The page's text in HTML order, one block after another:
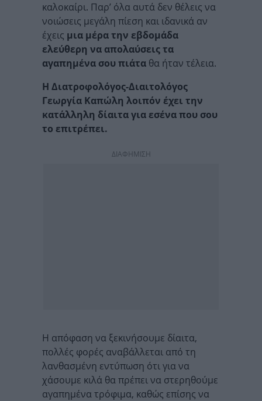
καλοκαίρι. Παρ’ όλα αυτά δεν θέλεις να
νοιώσεις μεγάλη πίεση και ιδανικά αν
έχεις μια μέρα την εβδομάδα
ελεύθερη να απολαύσεις τα
αγαπημένα σου πιάτα θα ήταν τέλεια.
Η Διατροφολόγος-Διαιτολόγος
Γεωργία Καπώλη λοιπόν έχει την
κατάλληλη δίαιτα για εσένα που σου
το επιτρέπει.
ΔΙΑΦΗΜΙΣΗ
Η απόφαση να ξεκινήσουμε δίαιτα,
πολλές φορές αναβάλλεται από τη
λανθασμένη εντύπωση ότι για να
χάσουμε κιλά θα πρέπει να στερηθούμε
αγαπημένα τρόφιμα, καθώς επίσης να